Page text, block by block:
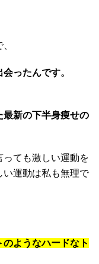
ったんです。
最新の下半身痩せの
っても激しい運動を
い運動は私も無理で
のようなハードなト